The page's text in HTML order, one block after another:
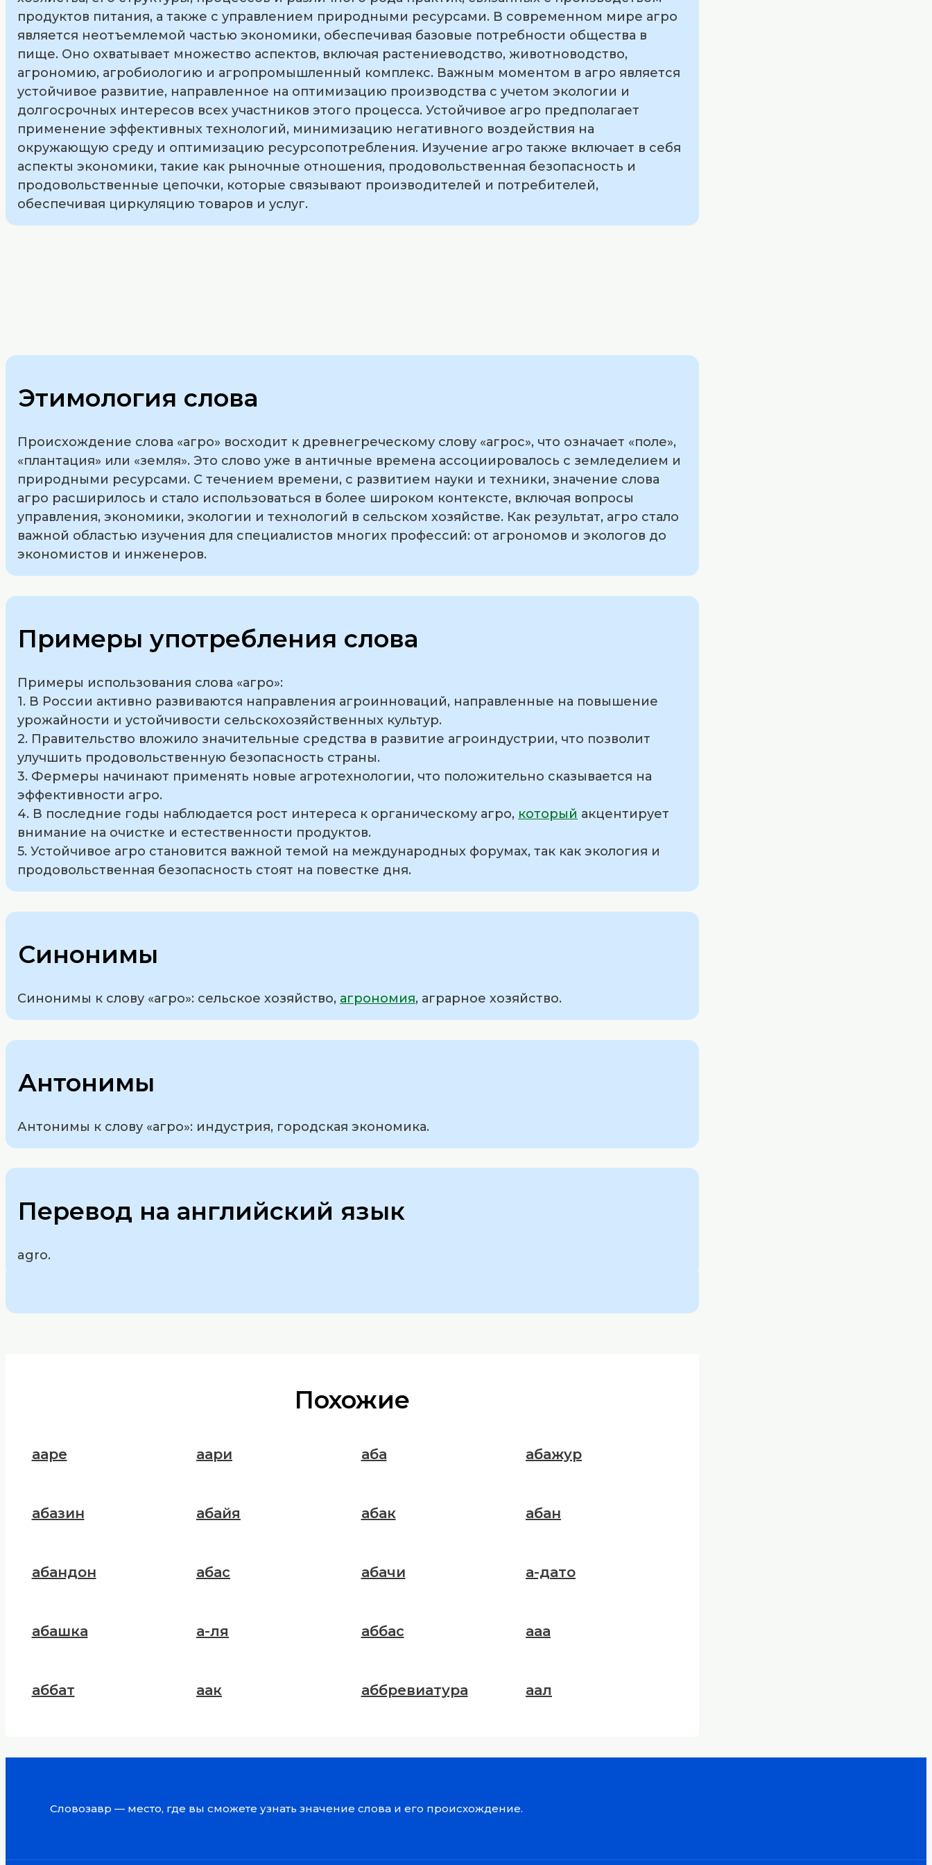
продуктов питания, а также с управлением природными ресурсами. В современном мире агро
является неотъемлемой частью экономики, обеспечивая базовые потребности общества в
пище. Оно охватывает множество аспектов, включая растениеводство, животноводство,
агрономию, агробиологию и агропромышленный комплекс. Важным моментом в агро является
устойчивое развитие, направленное на оптимизацию производства с учетом экологии и
долгосрочных интересов всех участников этого процесса. Устойчивое агро предполагает
применение эффективных технологий, минимизацию негативного воздействия на
окружающую среду и оптимизацию ресурсопотребления. Изучение агро также включает в себя
аспекты экономики, такие как рыночные отношения, продовольственная безопасность и
продовольственные цепочки, которые связывают производителей и потребителей,
обеспечивая циркуляцию товаров и услуг.
Этимология слова
Происхождение слова «агро» восходит к древнегреческому слову «агрос», что означает «поле»,
«плантация» или «земля». Это слово уже в античные времена ассоциировалось с земледелием и
природными ресурсами. С течением времени, с развитием науки и техники, значение слова
агро расширилось и стало использоваться в более широком контексте, включая вопросы
управления, экономики, экологии и технологий в сельском хозяйстве. Как результат, агро стало
важной областью изучения для специалистов многих профессий: от агрономов и экологов до
экономистов и инженеров.
Примеры употребления слова
Примеры использования слова «агро»:
1. В России активно развиваются направления агроинноваций, направленные на повышение
урожайности и устойчивости сельскохозяйственных культур.
2. Правительство вложило значительные средства в развитие агроиндустрии, что позволит
улучшить продовольственную безопасность страны.
3. Фермеры начинают применять новые агротехнологии, что положительно сказывается на
эффективности агро.
4. В последние годы наблюдается рост интереса к органическому агро, который акцентирует
внимание на очистке и естественности продуктов.
5. Устойчивое агро становится важной темой на международных форумах, так как экология и
продовольственная безопасность стоят на повестке дня.
Синонимы
Синонимы к слову «агро»: сельское хозяйство, агрономия, аграрное хозяйство.
Антонимы
Антонимы к слову «агро»: индустрия, городская экономика.
Перевод на английский язык
agro.
Похожие
ааре аари аба абажур
абазин абайя абак абан
абандон абас абачи а-дато
абашка а-ля аббас ааа
аббат аак аббревиатура аал
Словозавр — место, где вы сможете узнать значение слова и его происхождение.